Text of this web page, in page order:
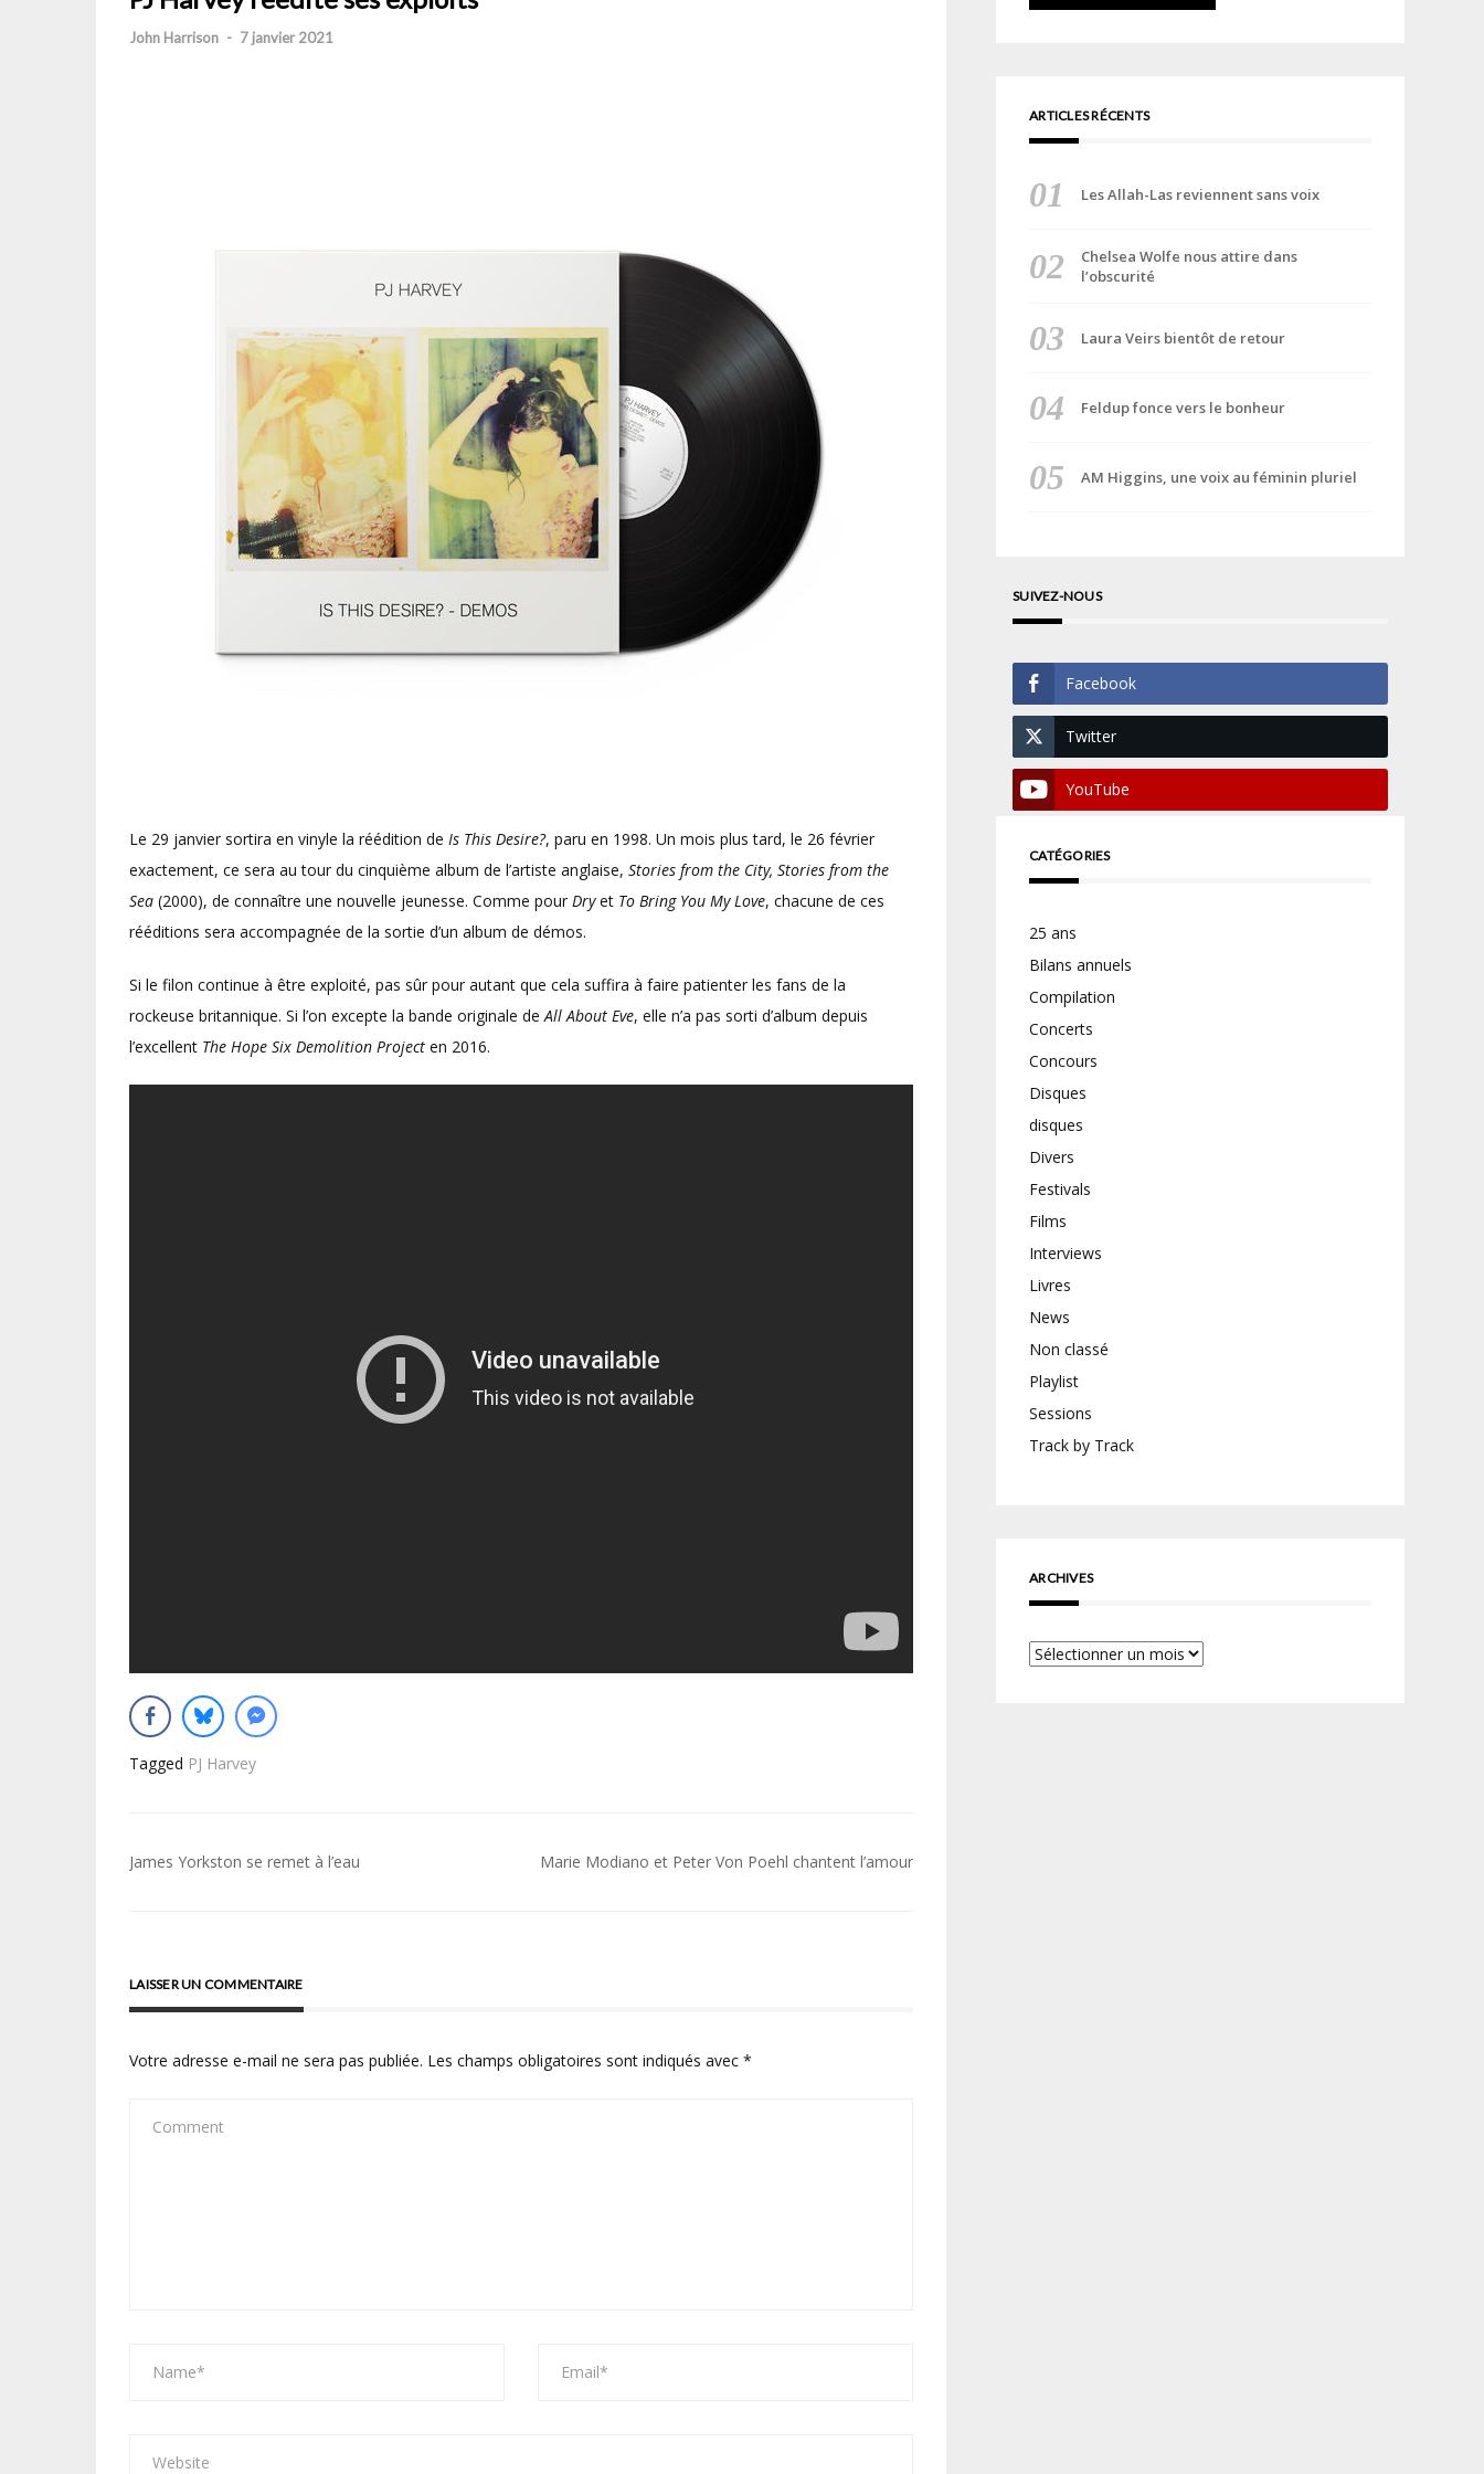
John Harrison - 7 janvier 2021
Le 29 janvier sortira en vinyle la réédition de Is This Desire?, paru en 1998. Un mois plus tard, le 26 février
exactement, ce sera au tour du cinquième album de l’artiste anglaise, Stories from the City, Stories from the
Sea (2000), de connaître une nouvelle jeunesse. Comme pour Dryet To Bring You My Love, chacune de ces
rééditions sera accompagnée de la sortie d’un album de démos.
Si le filon continue à être exploité, pas sûr pour autant que cela suffira à faire patienter les fans de la
rockeuse britannique. Si l’on excepte la bande originale deAll About Eve, elle n’a pas sorti d’album depuis
l’excellent The Hope Six Demolition Project en 2016.
Tagged PJ Harvey
Navigation
James Yorkston se remet à l’eau Marie Modiano et Peter Von Poehl chantent l’amour
LAISSER UN COMMENTAIRE
Votre adresse e-mail ne sera pas publiée. Les champs obligatoires sont indiqués avec *
ARTICLES RÉCENTS
Les Allah-Las reviennent sans voix
Chelsea Wolfe nous attire dans
l’obscurité
Laura Veirs bientôt de retour
Feldup fonce vers le bonheur
AM Higgins, une voix au féminin pluriel
SUIVEZ-NOUS
Facebook
Twitter
YouTube
CATÉGORIES
25 ans
Bilans annuels
Compilation
Concerts
Concours
Disques
disques
Divers
Festivals
Films
Interviews
Livres
News
Non classé
Playlist
Sessions
Track by Track
ARCHIVES
Archives